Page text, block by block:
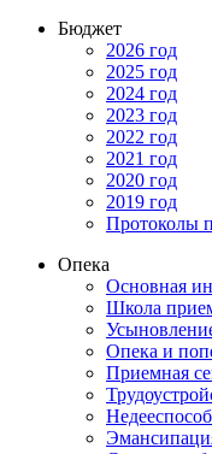
Бюджет
2026 год
2025 год
2024 год
2023 год
2022 год
2021 год
2020 год
2019 год
Протоколы
Опека
Основная
Школа
Опека и
Приемная